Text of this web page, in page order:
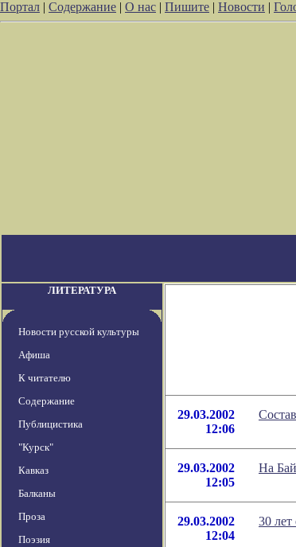
Портал | Содержание | О нас | Пишите | Новости |
ЛИТЕРАТУРА
Новости русской культуры
Афиша
К читателю
Содержание
Публицистика
"Курск"
Кавказ
Балканы
Проза
Поэзия
29.03.2002
12:06
29.03.2002
12:05
На
29.03.2002
12:04
30